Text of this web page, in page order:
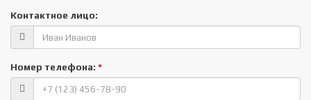
Контактное лицо:
Номер телефона: *